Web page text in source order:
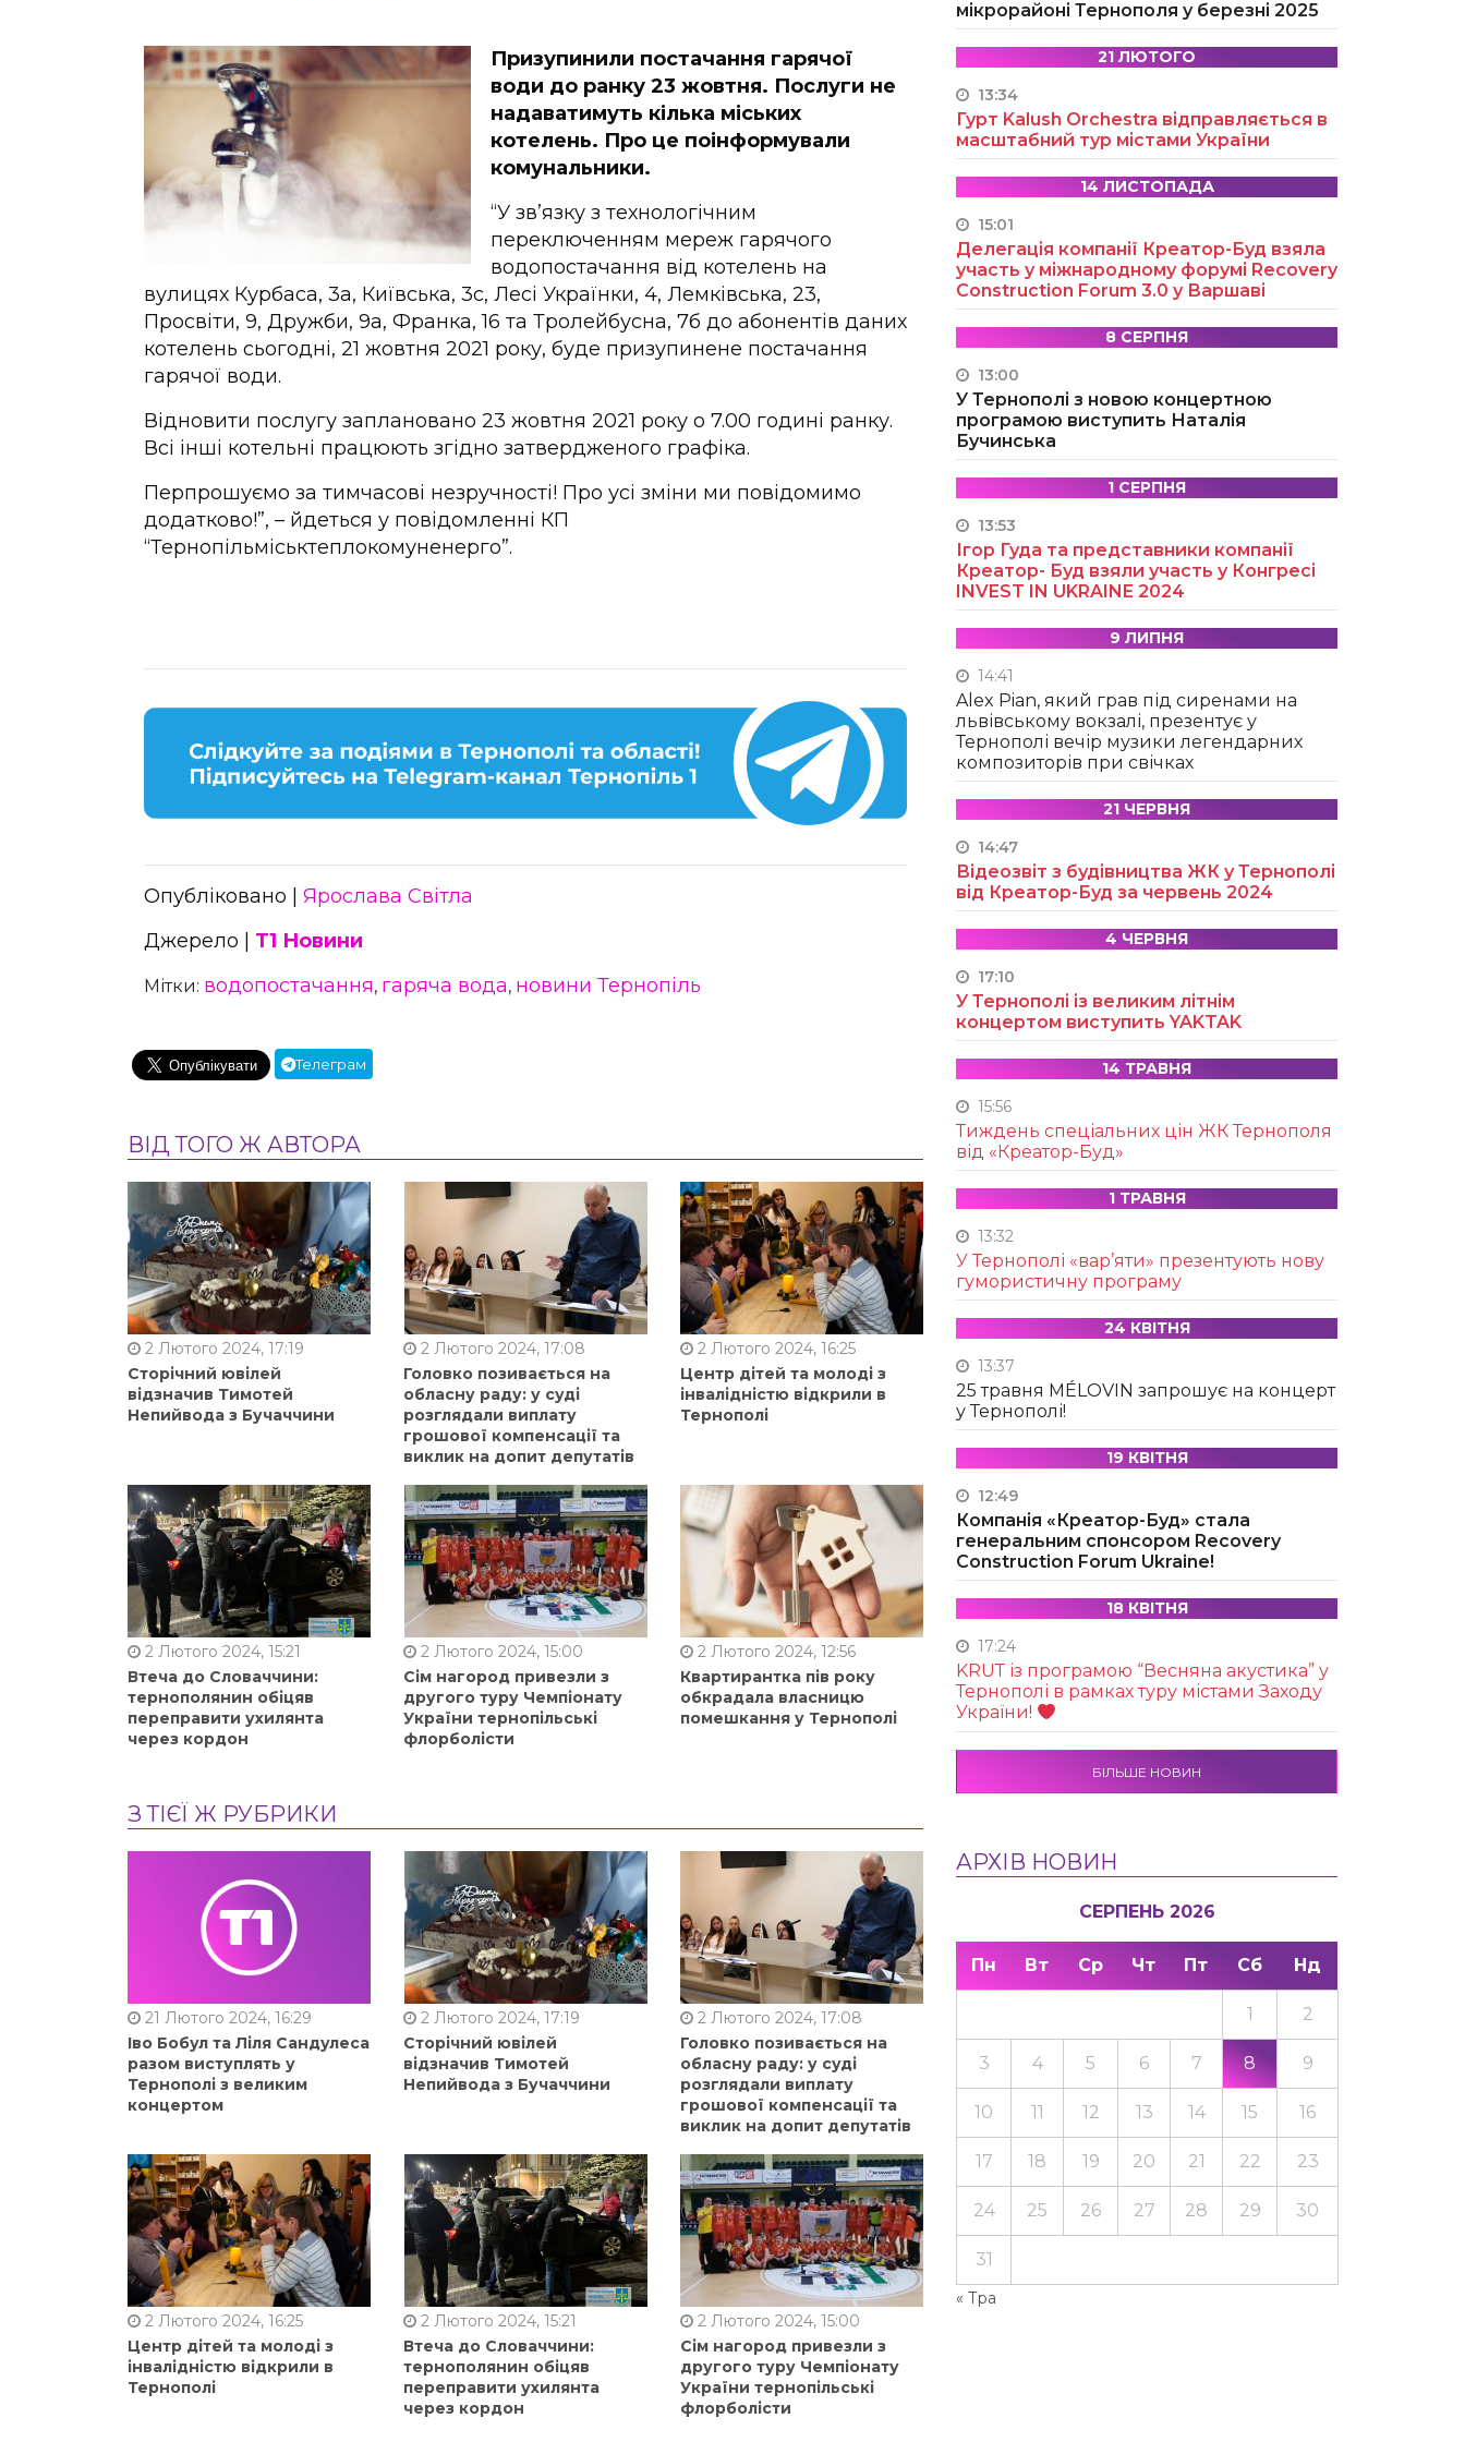
Призупинили постачання гарячої
води до ранку 23 жовтня. Послуги не
надаватимуть кілька міських
котелень. Про це поінформували
комунальники.
“У зв’язку з технологічним
переключенням мереж гарячого
водопостачання від котелень на
вулицях Курбаса, 3а, Київська, 3с, Лесі Українки, 4, Лемківська, 23,
Просвіти, 9, Дружби, 9а, Франка, 16 та Тролейбусна, 7б до абонентів даних
котелень сьогодні, 21 жовтня 2021 року, буде призупинене постачання
гарячої води.
Відновити послугу заплановано 23 жовтня 2021 року о 7.00 годині ранку.
Всі інші котельні працюють згідно затвердженого графіка.
Перпрошуємо за тимчасові незручності! Про усі зміни ми повідомимо
додатково!”, – йдеться у повідомленні КП
“Тернопільміськтеплокомуненерго”.
Опубліковано | Ярослава Світла
Джерело | Т1 Новини
Мітки: водопостачання, гаряча вода, новини Тернопіль
Телеграм
ВІД ТОГО Ж АВТОРА
2 Лютого 2024, 17:19
Сторічний ювілей
відзначив Тимотей
Непийвода з Бучаччини
2 Лютого 2024, 17:08
Головко позивається на
обласну раду: у суді
розглядали виплату
грошової компенсації та
виклик на допит депутатів
2 Лютого 2024, 16:25
Центр дітей та молоді з
інвалідністю відкрили в
Тернополі
2 Лютого 2024, 15:21
Втеча до Словаччини:
тернополянин обіцяв
переправити ухилянта
через кордон
2 Лютого 2024, 15:00
Сім нагород привезли з
другого туру Чемпіонату
України тернопільські
флорболісти
2 Лютого 2024, 12:56
Квартирантка пів року
обкрадала власницю
помешкання у Тернополі
З ТІЄЇ Ж РУБРИКИ
21 Лютого 2024, 16:29
Іво Бобул та Ліля Сандулеса
разом виступлять у
Тернополі з великим
концертом
2 Лютого 2024, 17:19
Сторічний ювілей
відзначив Тимотей
Непийвода з Бучаччини
2 Лютого 2024, 17:08
Головко позивається на
обласну раду: у суді
розглядали виплату
грошової компенсації та
виклик на допит депутатів
2 Лютого 2024, 16:25
Центр дітей та молоді з
інвалідністю відкрили в
Тернополі
2 Лютого 2024, 15:21
Втеча до Словаччини:
тернополянин обіцяв
переправити ухилянта
через кордон
2 Лютого 2024, 15:00
Сім нагород привезли з
другого туру Чемпіонату
України тернопільські
флорболісти
мікрорайоні Тернополя у березні 2025
21 ЛЮТОГО
13:34
Гурт Kalush Orchestra відправляється в
масштабний тур містами України
14 ЛИСТОПАДА
15:01
Делегація компанії Креатор-Буд взяла
участь у міжнародному форумі Recovery
Construction Forum 3.0 у Варшаві
8 СЕРПНЯ
13:00
У Тернополі з новою концертною
програмою виступить Наталія
Бучинська
1 СЕРПНЯ
13:53
Ігор Гуда та представники компанії
Креатор- Буд взяли участь у Конгресі
INVEST IN UKRAINE 2024
9 ЛИПНЯ
14:41
Alex Pian, який грав під сиренами на
львівському вокзалі, презентує у
Тернополі вечір музики легендарних
композиторів при свічках
21 ЧЕРВНЯ
14:47
Відеозвіт з будівництва ЖК у Тернополі
від Креатор-Буд за червень 2024
4 ЧЕРВНЯ
17:10
У Тернополі із великим літнім
концертом виступить YAKTAK
14 ТРАВНЯ
15:56
Тиждень спеціальних цін ЖК Тернополя
від «Креатор-Буд»
1 ТРАВНЯ
13:32
У Тернополі «вар’яти» презентують нову
гумористичну програму
24 КВІТНЯ
13:37
25 травня MÉLOVIN запрошує на концерт
у Тернополі!
19 КВІТНЯ
12:49
Компанія «Креатор-Буд» стала
генеральним спонсором Recovery
Construction Forum Ukraine!
18 КВІТНЯ
17:24
KRUТ із програмою “Весняна акустика” у
Тернополі в рамках туру містами Заходу
України!
БІЛЬШЕ НОВИН
АРХІВ НОВИН
СЕРПЕНЬ 2026
Пн Вт Ср Чт Пт Сб Нд
« Тра
1 2
3 4 5 6 7 8 9
10 11 12 13 14 15 16
17 18 19 20 21 22 23
24 25 26 27 28 29 30
31